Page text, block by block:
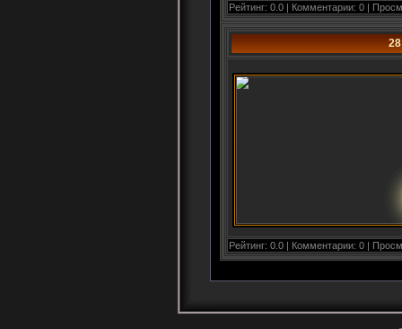
Рейтинг: 0.0 | Комментарии: 0 |
Рейтинг: 0.0 | Комментарии: 0 |